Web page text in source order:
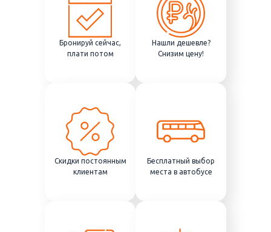
Бронируй сейчас,
плати потом
Нашли дешевле?
Снизим цену!
Скидки постоянным
клиентам
Бесплатный выбор
места в автобусе